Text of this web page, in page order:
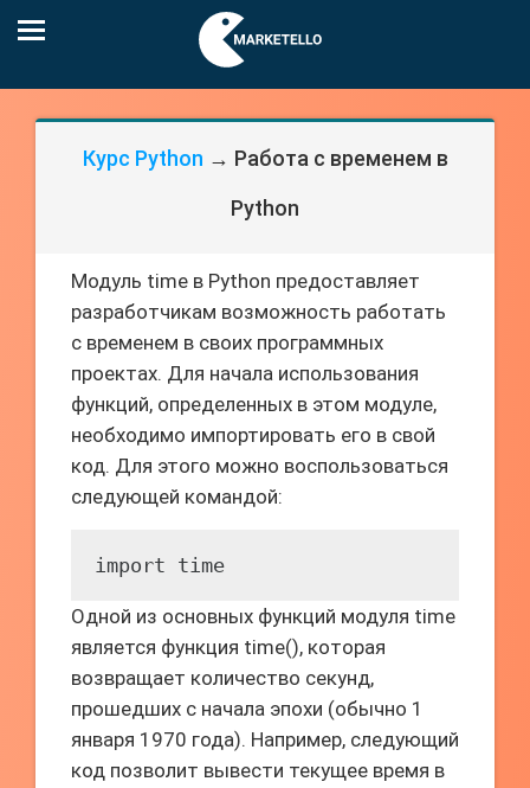
Курс Python → Работа с временем в
Python
Модуль time в Python предоставляет
разработчикам возможность работать
с временем в своих программных
проектах. Для начала использования
функций, определенных в этом модуле,
необходимо импортировать его в свой
код. Для этого можно воспользоваться
следующей командой:
import time
Одной из основных функций модуля time
является функция time(), которая
возвращает количество секунд,
прошедших с начала эпохи (обычно 1
января 1970 года). Например, следующий
код позволит вывести текущее время в